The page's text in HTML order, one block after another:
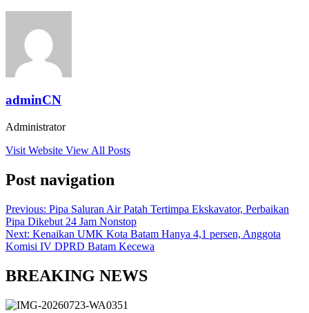
adminCN
Administrator
Visit Website View All Posts
Post navigation
Previous: Pipa Saluran Air Patah Tertimpa Ekskavator, Perbaikan
Pipa Dikebut 24 Jam Nonstop
Next: Kenaikan UMK Kota Batam Hanya 4,1 persen, Anggota
Komisi IV DPRD Batam Kecewa
BREAKING NEWS